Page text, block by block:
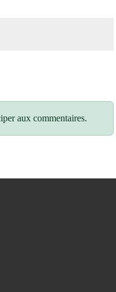
aux commentaires.